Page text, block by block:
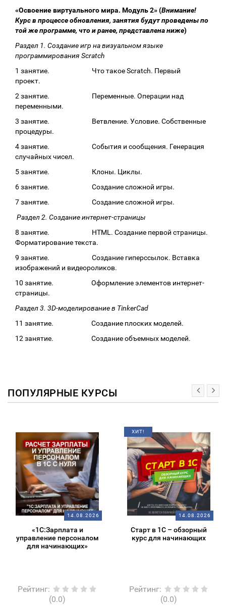
«Освоение виртуального мира. Модуль 2» (Внимание!
Курс в процессе обновления, занятия будут проведены по
той же программе, что и ранее, представлена ниже)
Раздел 1. Создание игр на визуальном языке
программирования Scratch
1 занятие. Что такое Scratch. Первый
проект.
2 занятие. Переменные. Операции над
переменными.
3 занятие. Ветвление. Условие. Собственные
процедуры.
4 занятие. События и сообщения. Генерация
случайных чисел.
5 занятие. Клоны. Циклы.
6 занятие. Создание сложной игры.
7 занятие. Создание сложной игры.
Раздел 2. Создание интернет-страницы
8 занятие. HTML. Создание первой страницы.
Форматирование текста.
9 занятие. Создание гиперссылок. Вставка
изображений и видеороликов.
10 занятие. Оформление элементов интернет-
страницы.
Раздел 3. 3D-моделирование в TinkerCad
11 занятие. Создание плоских моделей.
12 занятие. Создание объемных моделей.
ПОПУЛЯРНЫЕ КУРСЫ
14.08.2026
«1С:Зарплата и
управление персоналом
для начинающих»
Рейтинг:
(0.0)
ХИТ!
14.08.2026
Старт в 1С – обзорный
курс для начинающих
Рейтинг:
(0.0)